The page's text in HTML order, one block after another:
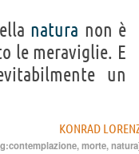
natura non è
le meraviglie. E
un
KONRAD
contemplazione,morte,natura